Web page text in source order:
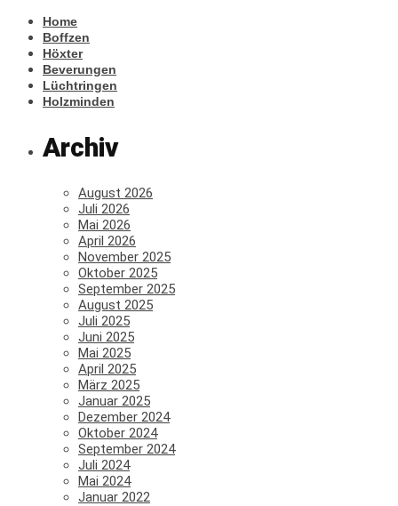
Home
Boffzen
Höxter
Beverungen
Lüchtringen
Holzminden
Archiv
August 2026
Juli 2026
Mai 2026
April 2026
November 2025
Oktober 2025
September 2025
August 2025
Juli 2025
Juni 2025
Mai 2025
April 2025
März 2025
Januar 2025
Dezember 2024
Oktober 2024
September 2024
Juli 2024
Mai 2024
Januar 2022